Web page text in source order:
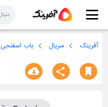
آفرینک سریال باب اسفنجی